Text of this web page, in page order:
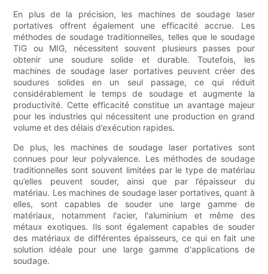
En plus de la précision, les machines de soudage laser
portatives offrent également une efficacité accrue. Les
méthodes de soudage traditionnelles, telles que le soudage
TIG ou MIG, nécessitent souvent plusieurs passes pour
obtenir une soudure solide et durable. Toutefois, les
machines de soudage laser portatives peuvent créer des
soudures solides en un seul passage, ce qui réduit
considérablement le temps de soudage et augmente la
productivité. Cette efficacité constitue un avantage majeur
pour les industries qui nécessitent une production en grand
volume et des délais d’exécution rapides.
De plus, les machines de soudage laser portatives sont
connues pour leur polyvalence. Les méthodes de soudage
traditionnelles sont souvent limitées par le type de matériau
qu’elles peuvent souder, ainsi que par l’épaisseur du
matériau. Les machines de soudage laser portatives, quant à
elles, sont capables de souder une large gamme de
matériaux, notamment l'acier, l'aluminium et même des
métaux exotiques. Ils sont également capables de souder
des matériaux de différentes épaisseurs, ce qui en fait une
solution idéale pour une large gamme d'applications de
soudage.